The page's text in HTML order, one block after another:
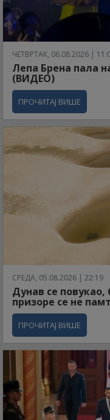
ЧЕТВРТАК, 06.08.2026 |
Лепа Брена пала
(ВИДЕО)
ПРОЧИТАЈ ВИШЕ
СРЕДА, 05.08.2026 | 22:19
Дунав се
призоре се не
ПРОЧИТАЈ ВИШЕ